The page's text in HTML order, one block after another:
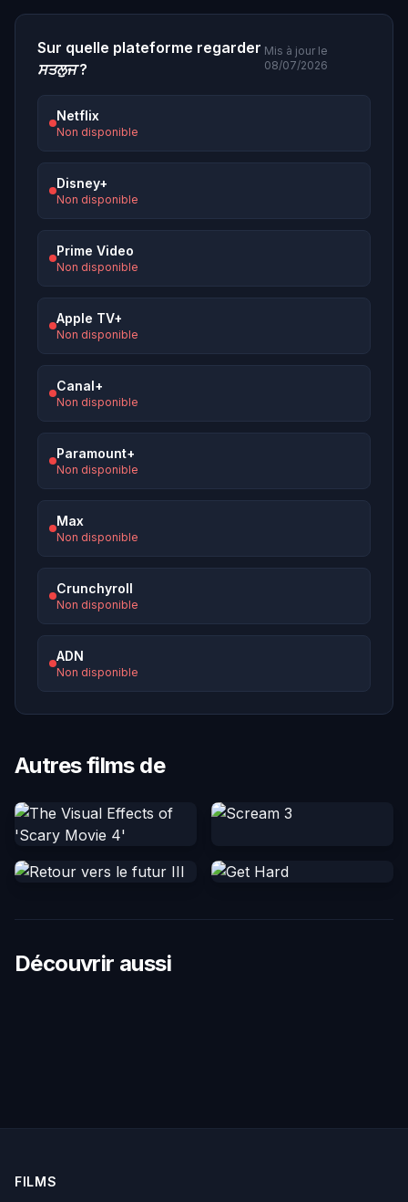
Sur quelle plateforme regarder
ਸਤਲੁਜ?
Mis à jour le
08/07/2026
Netflix
Non disponible
Disney+
Non disponible
Prime Video
Non disponible
Apple TV+
Non disponible
Canal+
Non disponible
Paramount+
Non disponible
Max
Non disponible
Crunchyroll
Non disponible
ADN
Non disponible
Autres films de
Découvrir aussi
FILMS